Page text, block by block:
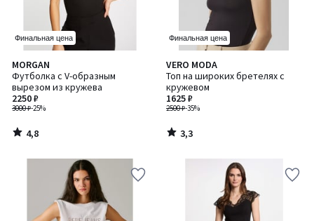
Финальная цена
MORGAN
Футболка с V-образным
вырезом из кружева
3000 ₽-25%
2250 ₽
4,8
/ 5
4,8
/
Финальная цена
VERO MODA
Топ на широких бретелях с
кружевом
2500 ₽-35%
1625 ₽
3,3
/ 5
3,3
/